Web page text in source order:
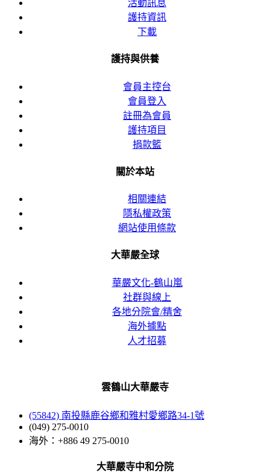
活動訊息
護持資訊
下載
護持與供養
會員主控台
會員登入
註冊為會員
護持項目
捐款籃
關於本站
相關連結
隱私權政策
網站使用條款
大華嚴全球
華嚴文化-鶴山嵐
社群與線上
各地分院會/精舍
海外據點
人才招募
雲鶴山大華嚴寺
(55842) 南投縣鹿谷鄉和雅村愛鄉路34-1號
(049) 275-0010
海外：+886 49 275-0010
大華嚴寺中和分院